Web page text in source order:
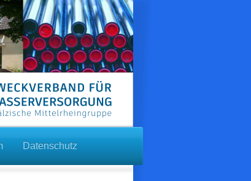
Datenschutz